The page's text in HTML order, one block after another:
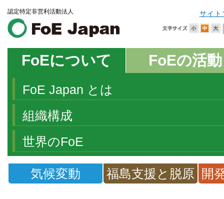
認定特定非営利活動法人 サイト
FoEについて FoEの活動
FoE Japan とは
組織構成
世界のFoE
気候変動
福島支援と脱原
開